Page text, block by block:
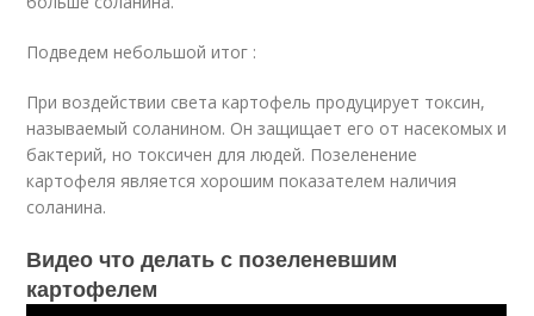
Подведем небольшой итог :
При воздействии света картофель продуцирует токсин,
называемый соланином. Он защищает его от насекомых и
бактерий, но токсичен для людей. Позеленение
картофеля является хорошим показателем наличия
соланина.
Видео что делать с позеленевшим
картофелем